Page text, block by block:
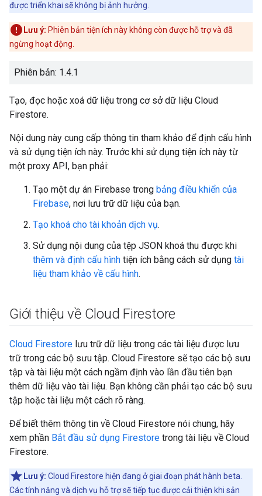
được triển khai sẽ không bị ảnh hưởng.
Lưu ý: Phiên bản tiện ích này không còn được hỗ trợ và đã
ngừng hoạt động.
Phiên bản: 1.4.1
Tạo, đọc hoặc xoá dữ liệu trong cơ sở dữ liệu Cloud
Firestore.
Nội dung này cung cấp thông tin tham khảo để định cấu hình
và sử dụng tiện ích này. Trước khi sử dụng tiện ích này từ
một proxy API, bạn phải:
Tạo một dự án Firebase trong bảng điều khiển của
Firebase, nơi lưu trữ dữ liệu của bạn.
Tạo khoá cho tài khoản dịch vụ.
Sử dụng nội dung của tệp JSON khoá thu được khi
thêm và định cấu hình tiện ích bằng cách sử dụng tài
liệu tham khảo về cấu hình.
Giới thiệu về Cloud Firestore
Cloud Firestore lưu trữ dữ liệu trong các tài liệu được lưu
trữ trong các bộ sưu tập. Cloud Firestore sẽ tạo các bộ sưu
tập và tài liệu một cách ngầm định vào lần đầu tiên bạn
thêm dữ liệu vào tài liệu. Bạn không cần phải tạo các bộ sưu
tập hoặc tài liệu một cách rõ ràng.
Để biết thêm thông tin về Cloud Firestore nói chung, hãy
xem phần Bắt đầu sử dụng Firestore trong tài liệu về Cloud
Firestore.
Lưu ý: Cloud Firestore hiện đang ở giai đoạn phát hành beta.
Các tính năng và dịch vụ hỗ trợ sẽ tiếp tục được cải thiện khi sản